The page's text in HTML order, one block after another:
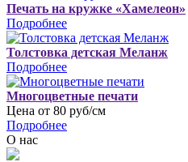
Печать на кружке «Хамелеон»
Подробнее
Толстовка детская Меланж
Подробнее
Многоцветные печати
Цена от 80 руб/см
Подробнее
О нас